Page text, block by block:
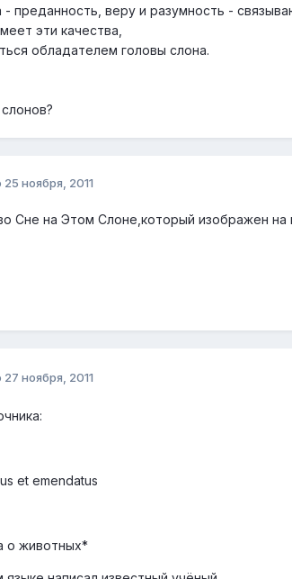
- преданность, веру и разумность -
эти качества,
обладателем головы слона.
25 ноября, 2011
Сне на Этом Слоне,который изображен
27 ноября, 2011
et emendatus
о животных*